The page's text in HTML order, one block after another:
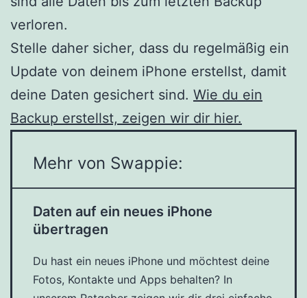
verloren.
Stelle daher sicher, dass du regelmäßig ein
Update von deinem iPhone erstellst, damit
deine Daten gesichert sind. Wie du ein
Backup erstellst, zeigen wir dir hier.
Mehr von Swappie:
Daten auf ein neues iPhone
übertragen
Du hast ein neues iPhone und möchtest deine
Fotos, Kontakte und Apps behalten? In